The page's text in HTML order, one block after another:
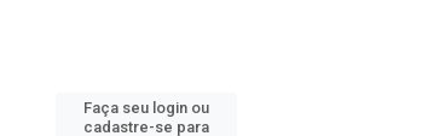
Faça seu login ou
cadastre-se para